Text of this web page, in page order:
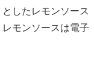
したレモンソース
モンソースは電子